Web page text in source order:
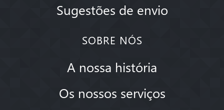
Sugestões de envio
SOBRE NÓS
A nossa história
Os nossos serviços